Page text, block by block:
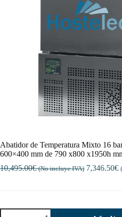
Abatidor de Temperatura Mixto 16
600×400 mm de 790 x800 x1950h
10,495.00€ (No incluye IVA) 7,346.50€
Abatidor